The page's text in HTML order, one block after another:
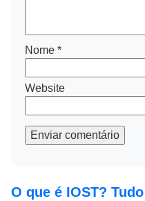
Nome *
Website
Enviar comentário
O que é IOST?